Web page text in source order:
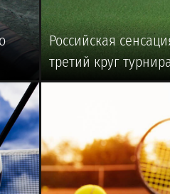
Российская
третий круг
🥎 #ТЕННИС